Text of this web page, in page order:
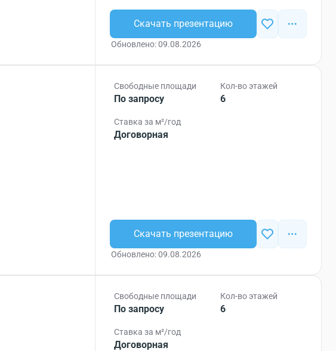
Скачать презентацию
Обновлено: 09.08.2026
Свободные площади
По запросу
Кол-во этажей
6
Ставка за м²/год
Договорная
Скачать презентацию
Обновлено: 09.08.2026
Свободные площади
По запросу
Кол-во этажей
6
Ставка за м²/год
Договорная